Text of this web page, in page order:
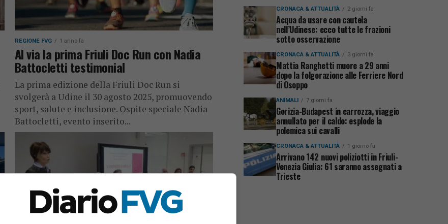
REGIONE FVG 1 anno fa
Al via la prima Friuli Doc Run con Nadia
Battocletti testimonial
La prima edizione della Friuli Doc Run si
svolgerà a Udine il 30 agosto 2025, promuovendo
sport, salute e inclusione. Ospite speciale Nadia
Battocletti, evento inserito...
CRONACA & ATTUALITÀ 2 giorni fa
Acqua da usare con cautela
nell’Udinese: ecco tutte le frazioni
sotto osservazione
CRONACA & ATTUALITÀ 3 giorni fa
Mattia Ranghetti muore a 29 anni
dopo la folgorazione alle Ferriere Nord
di Osoppo
ANIMALI 7 giorni fa
Gorizia-Budapest in carrozza, viaggio
annullato per il caldo: esplode la
polemica sui cavalli
CRONACA & ATTUALITÀ 1 giorno fa
Arrivano 142 nuovi poliziotti in Friuli-
Venezia Giulia: 61 saranno assegnati a
Trieste